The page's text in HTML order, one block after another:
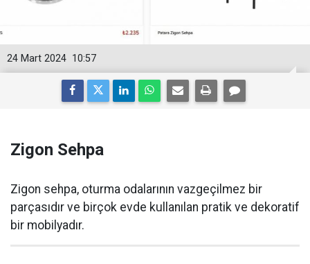
10:57
24 Mart 2024
Zigon Sehpa
Zigon sehpa, oturma odalarının vazgeçilmez bir
parçasıdır ve birçok evde kullanılan pratik ve dekoratif
bir mobilyadır.